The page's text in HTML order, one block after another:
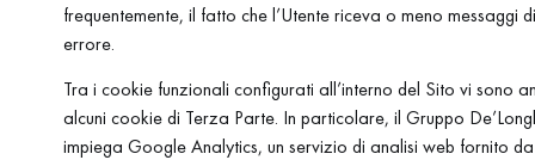
frequentemente, il fatto che l’Utente riceva o meno messaggi di
errore.
Tra i cookie funzionali configurati all’interno del Sito vi sono
alcuni cookie di Terza Parte. In particolare, il Gruppo
impiega Google Analytics, un servizio di analisi web fornito da